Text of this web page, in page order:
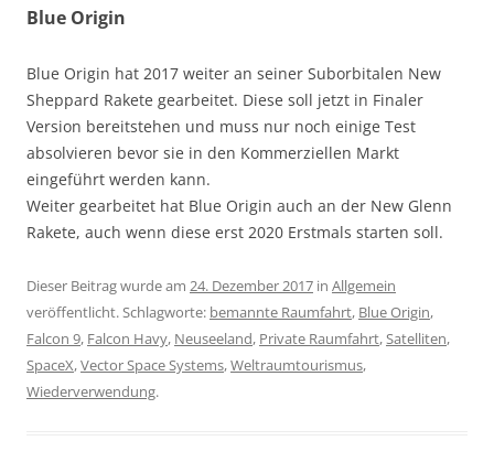
Blue Origin
Blue Origin hat 2017 weiter an seiner Suborbitalen New
Sheppard Rakete gearbeitet. Diese soll jetzt in Finaler
Version bereitstehen und muss nur noch einige Test
absolvieren bevor sie in den Kommerziellen Markt
eingeführt werden kann.
Weiter gearbeitet hat Blue Origin auch an der New Glenn
Rakete, auch wenn diese erst 2020 Erstmals starten soll.
Dieser Beitrag wurde am 24. Dezember 2017 in Allgemein
veröffentlicht. Schlagworte: bemannte Raumfahrt, Blue Origin,
Falcon 9, Falcon Havy, Neuseeland, Private Raumfahrt,Satelliten,
SpaceX,Vector Space Systems,Weltraumtourismus,
Wiederverwendung.